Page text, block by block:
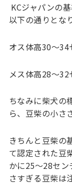
KCジャパンの
以下の通りとな
オス体高30～34
メス体高28～32
ちなみに柴犬の
ら、豆柴の小さ
きちんと豆柴の
て認定された豆
かに25～28セ
さすぎる豆柴は